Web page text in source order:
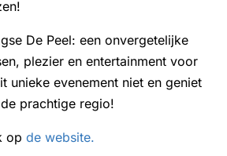
De Peel: een onvergetelijke
plezier en entertainment voor
unieke evenement niet en geniet
prachtige regio!
op de website.